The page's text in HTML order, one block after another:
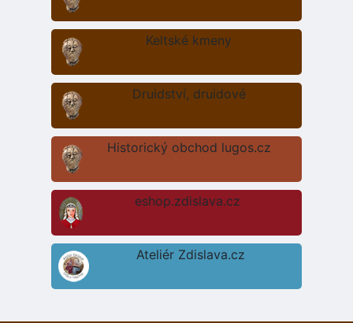
Keltské kmeny
Druidství, druidové
Historický obchod lugos.cz
eshop.zdislava.cz
Ateliér Zdislava.cz